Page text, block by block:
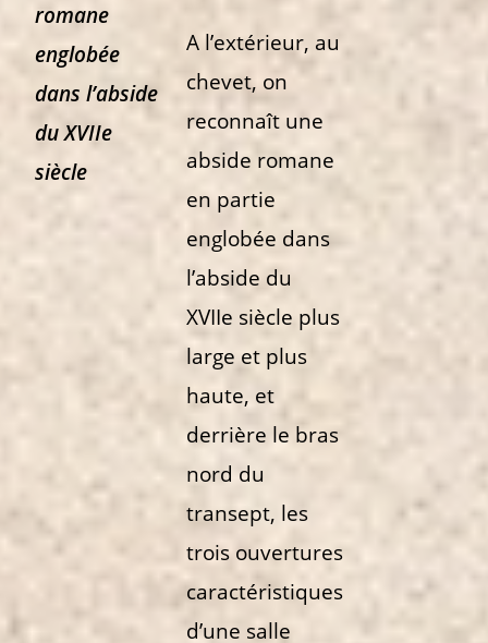
romane
englobée
dans l’abside
duXVIIe
siècle
A l’extérieur, au
chevet, on
reconnaît une
abside romane
en partie
englobée dans
l’abside du
XVIIe siècle plus
large et plus
haute, et
derrière le bras
nord du
transept, les
trois ouvertures
caractéristiques
d’une salle